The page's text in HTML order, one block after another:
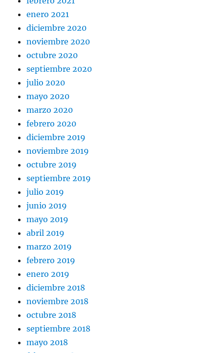
enero 2021
diciembre 2020
noviembre 2020
octubre 2020
septiembre 2020
julio 2020
mayo 2020
marzo 2020
febrero 2020
diciembre 2019
noviembre 2019
octubre 2019
septiembre 2019
julio 2019
junio 2019
mayo 2019
abril 2019
marzo 2019
febrero 2019
enero 2019
diciembre 2018
noviembre 2018
octubre 2018
septiembre 2018
mayo 2018